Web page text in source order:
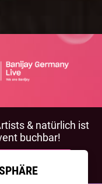
& natürlich ist
buchbar!